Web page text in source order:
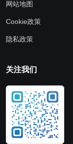
网站地图
Cookie政策
隐私政策
关注我们